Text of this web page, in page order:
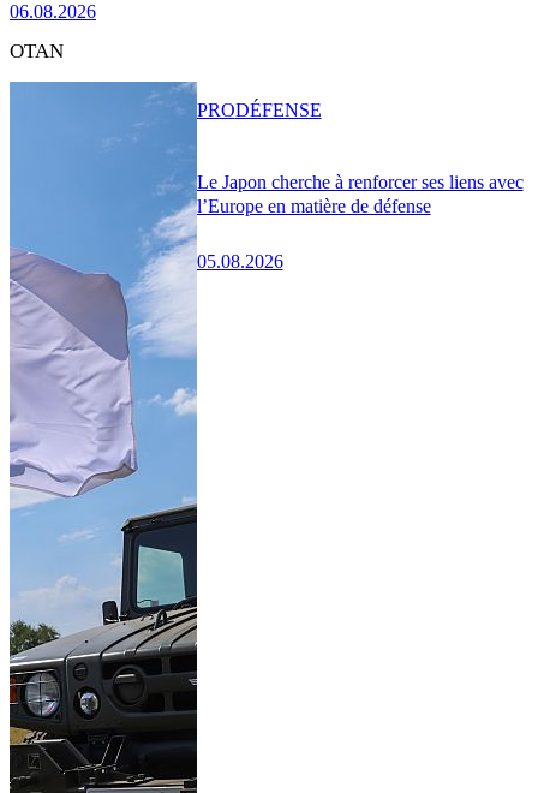
06.08.2026
OTAN
Le Japon cherche à renforcer ses liens avec
l’Europe en matière de défense
05.08.2026
PRODÉFENSE